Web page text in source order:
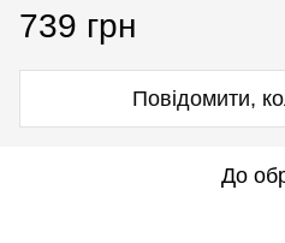
739 грн
Повідомити,
До